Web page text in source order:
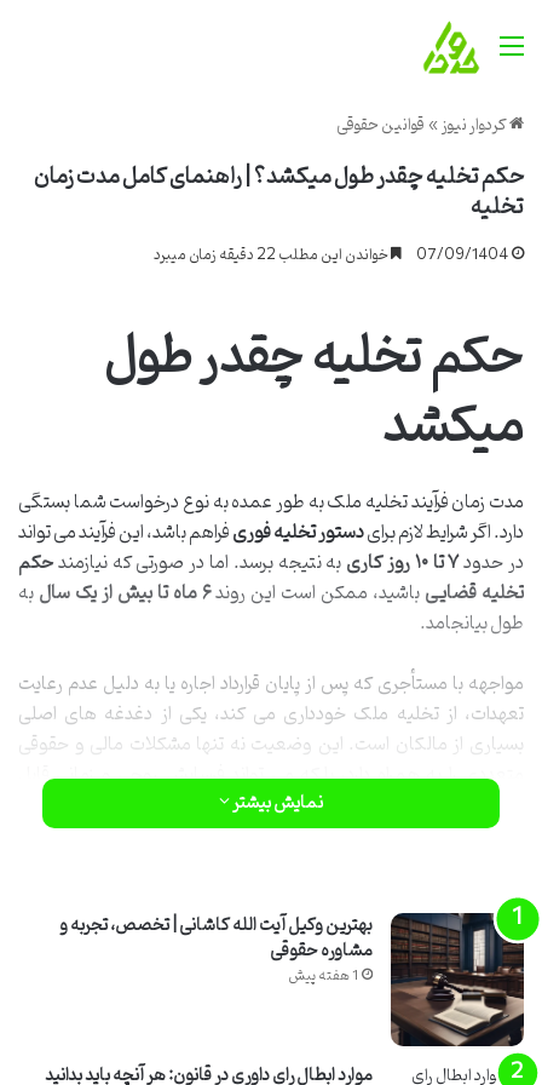
منو
کردوار نیوز»قوانین حقوقی
حکم تخلیه چقدر طول میکشد؟ | راهنمای کامل مدت زمان
تخلیه
07/09/1404 خواندن این مطلب 22 دقیقه زمان میبرد
حکم تخلیه چقدر طول
میکشد
مدت زمان فرآیند تخلیه ملک به طور عمده به نوع درخواست شما بستگی
دارد. اگر شرایط لازم برایدستور تخلیه فوریفراهم باشد، این فرآیند می تواند
در حدود۷ تا ۱۰ روز کاری به نتیجه برسد. اما در صورتی که نیازمندحکم
تخلیه قضاییباشید، ممکن است این روند۶ ماه تا بیش از یک سال به
طول بیانجامد.
مواجهه با مستأجری که پس از پایان قرارداد اجاره یا به دلیل عدم رعایت
تعهدات، از تخلیه ملک خودداری می کند، یکی از دغدغه های اصلی
بسیاری از مالکان است. این وضعیت نه تنها مشکلات مالی و حقوقی
متعددی را به همراه دارد، بلکه می تواند فرسایش روحی و زمانی قابل
توجهی را به موجر تحمیل کند. شناخت دقیق مسیرهای قانونی، شرایط هر
یک، و زمان بندی های مربوطه، برای مدیریت مؤثر این چالش حیاتی است.
شما کمک می کند تا با اطلاعات کافی، بهترین تصمیم را برای بازپس گیری
قانونی ملک خود اتخاذ کنید و از طولانی شدن غیرضروری فرآیند جلوگیری
نمایید.
آشنایی با مفاهیم حقوقی: حکم تخلیه و
دستور تخلیه
نمایش بیشتر
بهترین وکیل آیت الله کاشانی | تخصص، تجربه و
مشاوره حقوقی
1 هفته پیش
موارد ابطال رای داوری در قانون: هر آنچه باید بدانید